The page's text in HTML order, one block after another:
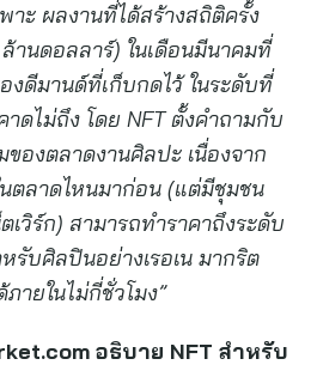
าะ ผลงานที่ได้สร้างสถิติครั้ง
านดอลลาร์) ในเดือนมีนาคมที่
งดีมานด์ที่เก็บกดไว้ ในระดับที่
ดไม่ถึง โดย NFT ตั้งคำถามกับ
องตลาดงานศิลปะ เนื่องจาก
ตลาดไหนมาก่อน (แต่มีชุมชน
เวิร์ก) สามารถทำราคาถึงระดับ
รับศิลปินอย่างเรอเน มากริต
ายในไม่กี่ชั่วโมง”
อธิบาย NFT สำหรับ